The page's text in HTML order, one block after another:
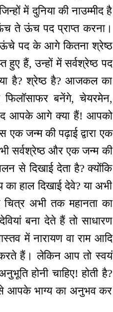
में दुनिया की नाउम्मीद है
ऊंच ते ऊंच पद प्राप्त करना।
ऊंचे पद के आगे कितना श्रेष्ठ
हुए हैं, उन्हों में सर्वश्रेष्ठ पद
है? श्रेष्ठ है? आजकल का
फिलॉसाफर बनेंगे, चेयरमेन,
आपके आगे क्या हैं! आपको
जन्म की पढ़ाई द्वारा एक
सर्वश्रेष्ठ और एक जन्म की
से दिखाई देता है? क्योंकि
हाल दिखाई देवे? या अभी
अभी तक महानता का
बना देते हैं तो साधारण
में नारायण वा राम आदि
हैं। लेकिन आप तो स्वयं
होनी चाहिए! होती है?
आपके भाग्य का अनुभव कर